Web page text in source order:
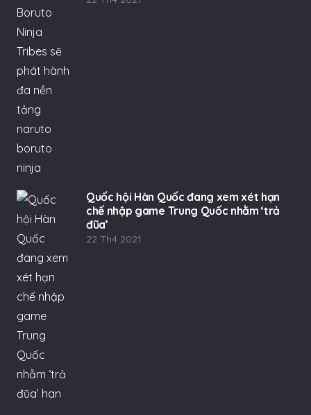
Quốc hội Hàn Quốc đang xem xét hạn
chế nhập game Trung Quốc nhằm ‘trả
đũa’
22 Th4 2021